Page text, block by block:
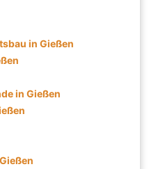
in Gießen
in Gießen